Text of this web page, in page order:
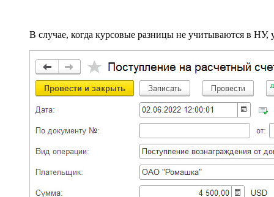
В случае, когда курсовые разницы не учитываются в НУ,